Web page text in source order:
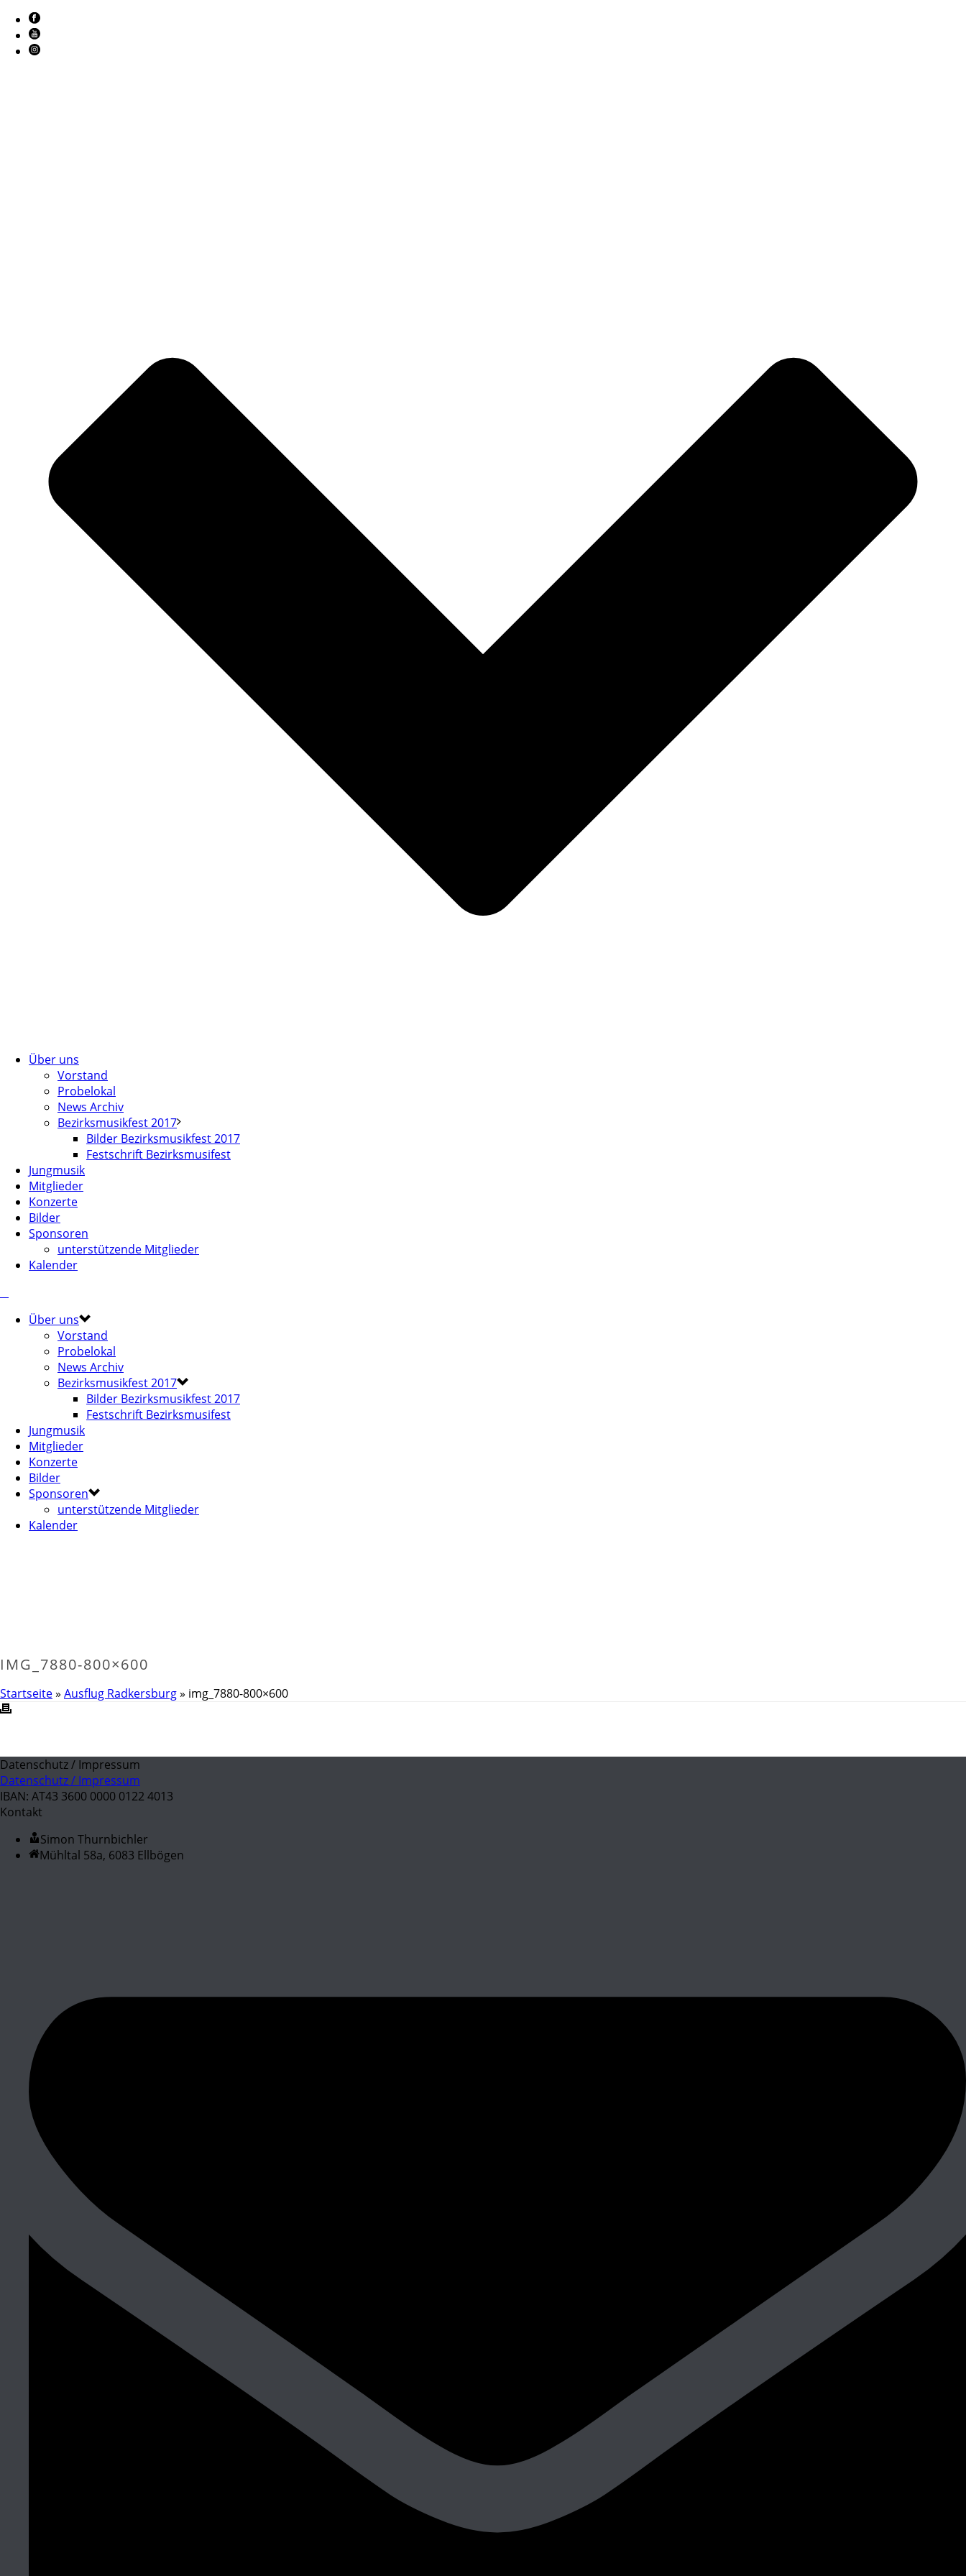
Über uns
Vorstand
Probelokal
News Archiv
Bezirksmusikfest 2017
Bilder Bezirksmusikfest 2017
Festschrift Bezirksmusifest
Jungmusik
Mitglieder
Konzerte
Bilder
Sponsoren
unterstützende Mitglieder
Kalender
Über uns
Vorstand
Probelokal
News Archiv
Bezirksmusikfest 2017
Bilder Bezirksmusikfest 2017
Festschrift Bezirksmusifest
Jungmusik
Mitglieder
Konzerte
Bilder
Sponsoren
unterstützende Mitglieder
Kalender
IMG_7880-800×600
Startseite» Ausflug Radkersburg» img_7880-800×600
Datenschutz / Impressum
Datenschutz / Impressum
IBAN: AT43 3600 0000 0122 4013
Kontakt
Simon Thurnbichler
Mühltal 58a, 6083 Ellbögen